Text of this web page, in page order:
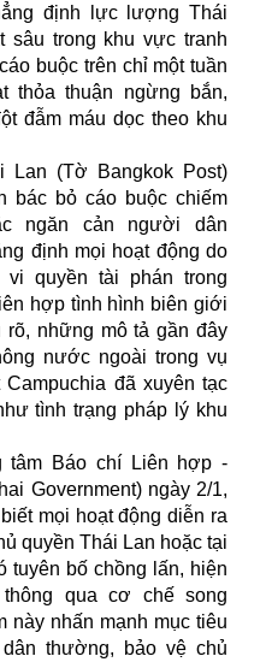
định lực lượng Thái
sâu trong khu vực tranh
buộc trên chỉ một tuần
thỏa thuận ngừng bắn,
đẫm máu dọc theo khu
Lan (Tờ Bangkok Post)
bác bỏ cáo buộc chiếm
ngăn cản người dân
định mọi hoạt động do
quyền tài phán trong
hợp tình hình biên giới
rõ, những mô tả gần đây
nước ngoài trong vụ
Campuchia đã xuyên tạc
tình trạng pháp lý khu
tâm Báo chí Liên hợp -
Government) ngày 2/1,
mọi hoạt động diễn ra
quyền Thái Lan hoặc tại
tuyên bố chồng lấn, hiện
qua cơ chế song
này nhấn mạnh mục tiêu
thường, bảo vệ chủ